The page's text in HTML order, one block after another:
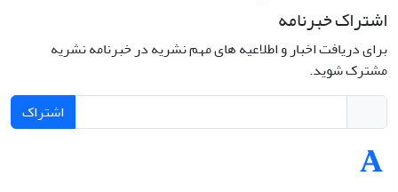
اشتراک خبرنامه
برای دریافت اخبار و اطلاعیه های مهم نشریه در خبرنامه نشریه
مشترک شوید.
اشتراک